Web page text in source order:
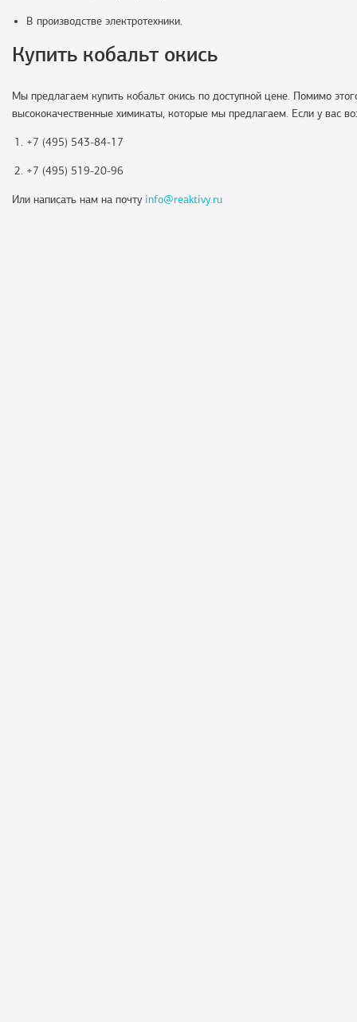
В производстве электротехники.
Купить кобальт окись
Мы предлагаем купить кобальт окись по доступной цене. Помимо
высококачественные химикаты, которые мы предлагаем. Если у вас
+7 (495) 543-84-17
+7 (495) 519-20-96
Или написать нам на почту info@reaktivy.ru